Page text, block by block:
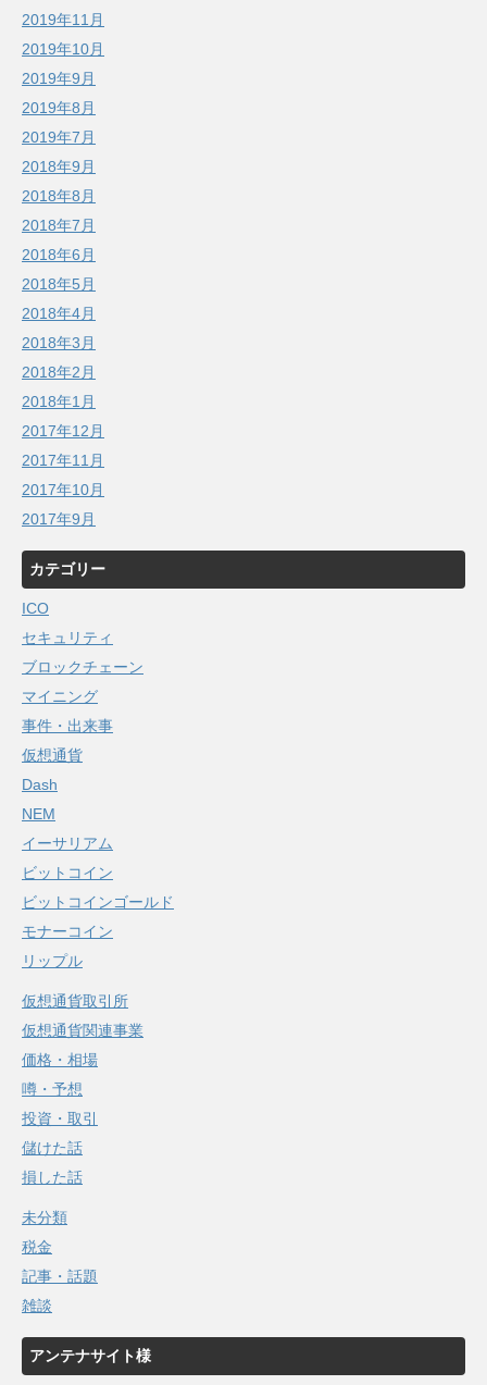
2019年11月
2019年10月
2019年9月
2019年8月
2019年7月
2018年9月
2018年8月
2018年7月
2018年6月
2018年5月
2018年4月
2018年3月
2018年2月
2018年1月
2017年12月
2017年11月
2017年10月
2017年9月
カテゴリー
ICO
セキュリティ
ブロックチェーン
マイニング
事件・出来事
仮想通貨
Dash
NEM
イーサリアム
ビットコイン
ビットコインゴールド
モナーコイン
リップル
仮想通貨取引所
仮想通貨関連事業
価格・相場
噂・予想
投資・取引
儲けた話
損した話
未分類
税金
記事・話題
雑談
アンテナサイト様